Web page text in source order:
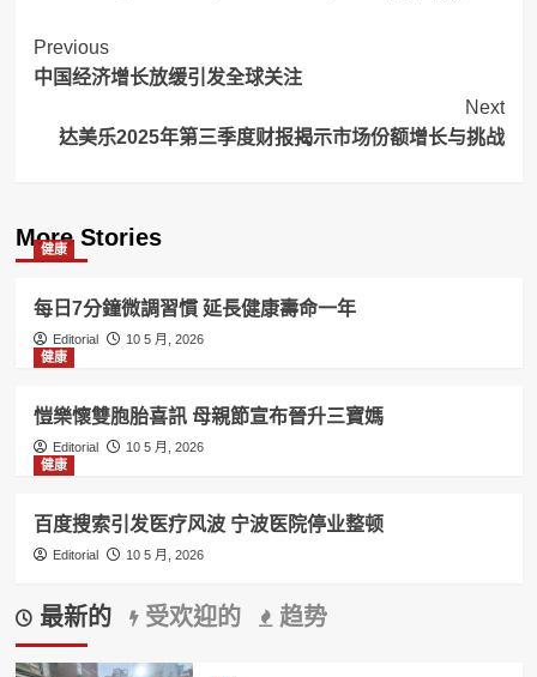
Post
Navigation
Previous
中国经济增长放缓引发全球关注
Next
达美乐2025年第三季度财报揭示市场份额增长与挑战
More Stories
健康
每日7分鐘微調習慣 延長健康壽命一年
Editorial
10 5 月, 2026
健康
愷樂懷雙胞胎喜訊 母親節宣布晉升三寶媽
Editorial
10 5 月, 2026
健康
百度搜索引发医疗风波 宁波医院停业整顿
Editorial 10 5 月, 2026
最新的 受欢迎的 趋势